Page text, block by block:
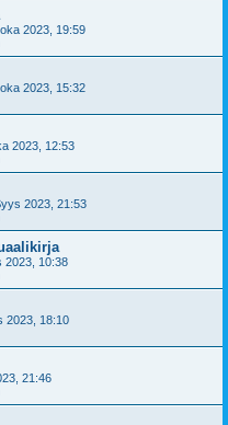
2023, 19:59
2023, 15:32
2023, 12:53
2023, 21:53
2023, 10:38
2023, 18:10
21:46